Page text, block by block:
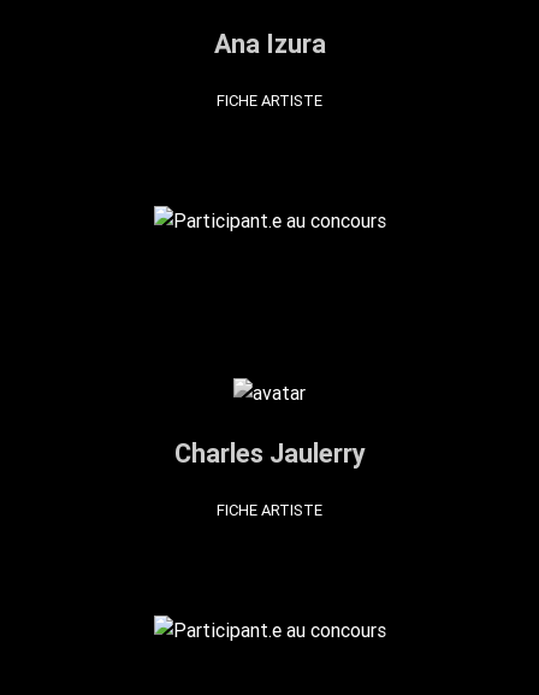
Ana Izura
FICHE ARTISTE
Charles Jaulerry
FICHE ARTISTE